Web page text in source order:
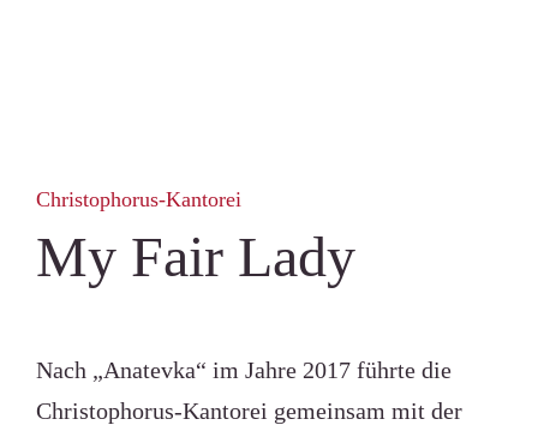
My Fair Lady
Christophorus-Kantorei
Nach „Anatevka“ im Jahre 2017 führte die
Christophorus-Kantorei gemeinsam mit der